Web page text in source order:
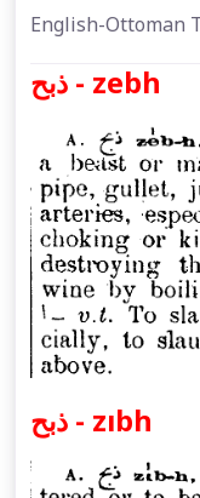
ذبح - zebh
ذبح - zıbh